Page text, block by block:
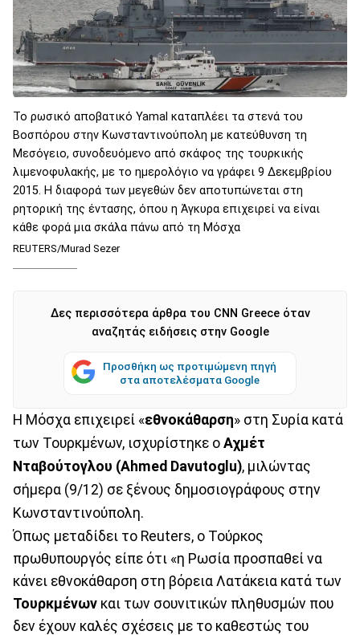
Το ρωσικό αποβατικό Yamal καταπλέει τα στενά του
Βοσπόρου στην Κωνσταντινούπολη με κατεύθυνση τη
Μεσόγειο, συνοδευόμενο από σκάφος της τουρκικής
λιμενοφυλακής, με το ημερολόγιο να γράφει 9 Δεκεμβρίου
2015. Η διαφορά των μεγεθών δεν αποτυπώνεται στη
ρητορική της έντασης, όπου η Άγκυρα επιχειρεί να είναι
κάθε φορά μια σκάλα πάνω από τη Μόσχα
REUTERS/Murad Sezer
Δες περισσότερα άρθρα του CNN Greece όταν
αναζητάς ειδήσεις στην Google
Προσθήκη ως προτιμώμενη πηγή
στα αποτελέσματα Google
Η Μόσχα επιχειρεί «εθνοκάθαρση» στη Συρία κατά
των Τουρκμένων, ισχυρίστηκε ο Αχμέτ
Νταβούτογλου (Ahmed Davutoglu), μιλώντας
σήμερα (9/12) σε ξένους δημοσιογράφους στην
Κωνσταντινούπολη.
Όπως μεταδίδει το Reuters, o Τούρκος
πρωθυπουργός είπε ότι «η Ρωσία προσπαθεί να
κάνει εθνοκάθαρση στη βόρεια Λατάκεια κατά των
Τουρκμένων και των σουνιτικών πληθυσμών που
δεν έχουν καλές σχέσεις με το καθεστώς του